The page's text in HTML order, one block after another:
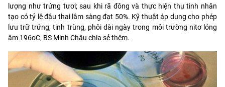
lượng như trứng tươi; sau khi rã đông và thực hiện thụ tinh nhân
tạo có tỷ lệ đậu thai lâm sàng đạt 50%. Kỹ thuật áp dụng cho phép
lưu trữ trứng, tinh trùng, phôi dài ngày trong môi trường nitơ lỏng
âm 196oC, BS Minh Châu chia sẻ thêm.